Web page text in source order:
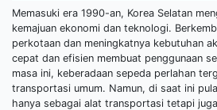
Memasuki era 1990-an, Korea Selatan
kemajuan ekonomi dan teknologi.
perkotaan dan meningkatnya kebutuhan
cepat dan efisien membuat penggunaan
masa ini, keberadaan sepeda perlahan
transportasi umum. Namun, di saat ini
hanya sebagai alat transportasi tetapi